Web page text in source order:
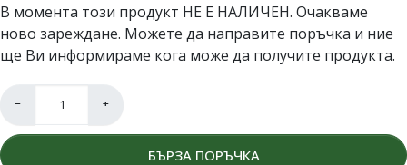
В момента този продукт НЕ Е НАЛИЧЕН. Очакваме
ново зареждане. Можете да направите поръчка и ние
ще Ви информираме кога може да получите продукта.
− +
БЪРЗА ПОРЪЧКА